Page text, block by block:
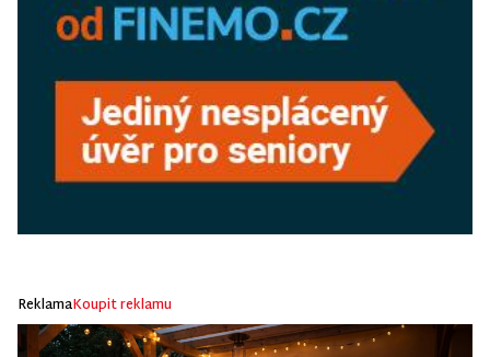
ReklamaKoupit reklamu